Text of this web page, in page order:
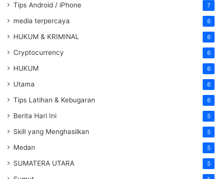
Tips Android / iPhone 7
media terpercaya 6
HUKUM & KRIMINAL 6
Cryptocurrency 6
HUKUM 6
Utama 6
Tips Latihan & Kebugaran 6
Berita Hari Ini 5
Skill yang Menghasilkan 5
Medan 5
SUMATERA UTARA 5